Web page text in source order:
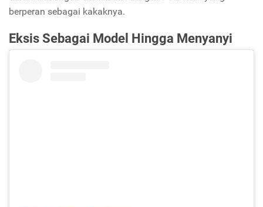
berperan sebagai kakaknya.
Eksis Sebagai Model Hingga Menyanyi